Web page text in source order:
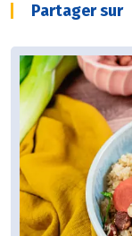
Partager sur